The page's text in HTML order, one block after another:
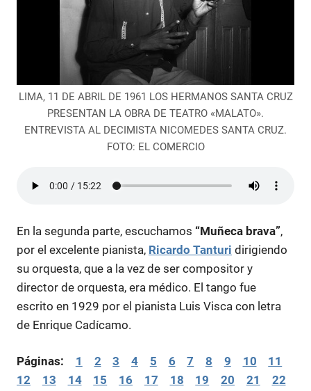
LIMA, 11 DE ABRIL DE 1961 LOS HERMANOS SANTA CRUZ
PRESENTAN LA OBRA DE TEATRO «MALATO».
ENTREVISTA AL DECIMISTA NICOMEDES SANTA CRUZ.
FOTO: EL COMERCIO
En la segunda parte, escuchamos “Muñeca brava”,
por el excelente pianista, Ricardo Tanturi dirigiendo
su orquesta, que a la vez de ser compositor y
director de orquesta, era médico. El tango fue
escrito en 1929 por el pianista Luis Visca con letra
de Enrique Cadícamo.
Páginas: 1 2 3 4 5 6 7 8 9 10
11
12
13 14 15 16 17 18 19 20 21
22